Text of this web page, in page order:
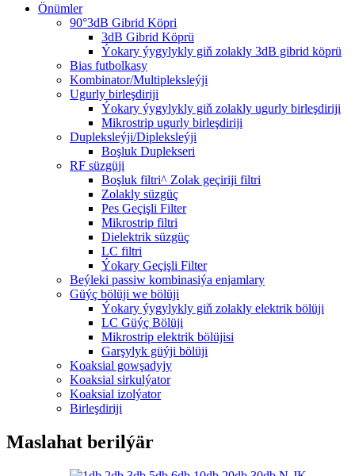
Önümler
90°3dB Gibrid Köpri
3dB Gibrid Köprü
Ýokary ýygylykly giň zolakly 3dB gibrid köprü
Bias futbolkasy
Kombinator/Multipleksleýji
Ugurly birleşdiriji
Ýokary ýygylykly giň zolakly ugurly birleşdiriji
Mikrostrip ugurly birleşdiriji
Dupleksleýji/Dipleksleýji
Boşluk Duplekseri
RF süzgüji
Boşluk filtri^ Zolak geçiriji filtri
Zolakly süzgüç
Pes Geçişli Filter
Mikrostrip filtri
Dielektrik süzgüç
LC filtri
Ýokary Geçişli Filter
Beýleki passiw kombinasiýa enjamlary
Güýç bölüji we bölüji
Ýokary ýygylykly giň zolakly elektrik bölüji
LC Güýç Bölüji
Mikrostrip elektrik bölüjisi
Garşylyk güýji bölüji
Koaksial gowşadyjy
Koaksial sirkulýator
Koaksial izolýator
Birleşdiriji
Maslahat berilýär